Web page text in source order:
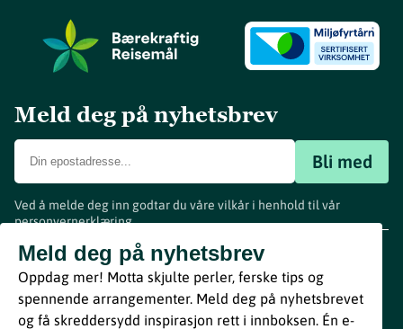
Meld deg på nyhetsbrev
Bli med
Ved å melde deg inn godtar du våre vilkår i henhold til vår
personvernerklæring.
Meld deg på nyhetsbrev
Oppdag mer! Motta skjulte perler, ferske tips og
spennende arrangementer. Meld deg på nyhetsbrevet
og få skreddersydd inspirasjon rett i innboksen. Én e-
www.visitvestfold.com
Turistinformasjon
Vestfold Fylkeskommune
ByBreakfast